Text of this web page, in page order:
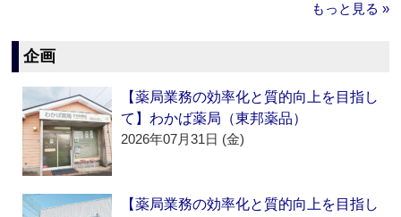
もっと見る »
企画
【薬局業務の効率化と質的向上を目指し
て】わかば薬局（東邦薬品）
2026年07月31日 (金)
【薬局業務の効率化と質的向上を目指し